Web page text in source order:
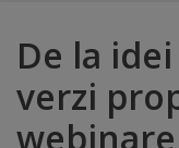
brand
Orașe
înfrățite
De la
verzi